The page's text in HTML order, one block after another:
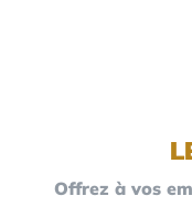
Offrez à vos